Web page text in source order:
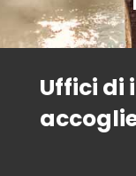
Uffici di